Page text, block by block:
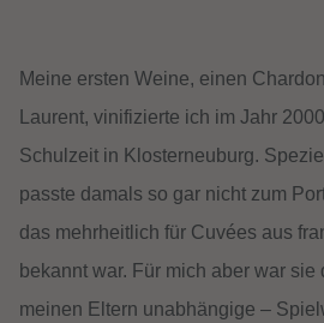
Meine ersten Weine, einen
Laurent, vinifizierte ich im Jahr
Schulzeit in Klosterneuburg.
passte damals so gar nicht zum
das mehrheitlich für Cuvées aus
bekannt war. Für mich aber war sie
meinen Eltern unabhängige –